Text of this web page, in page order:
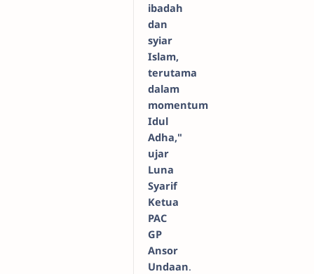
ibadah
dan
syiar
Islam,
terutama
dalam
momentum
Idul
Adha,"
ujar
Luna
Syarif
Ketua
PAC
GP
Ansor
Undaan.